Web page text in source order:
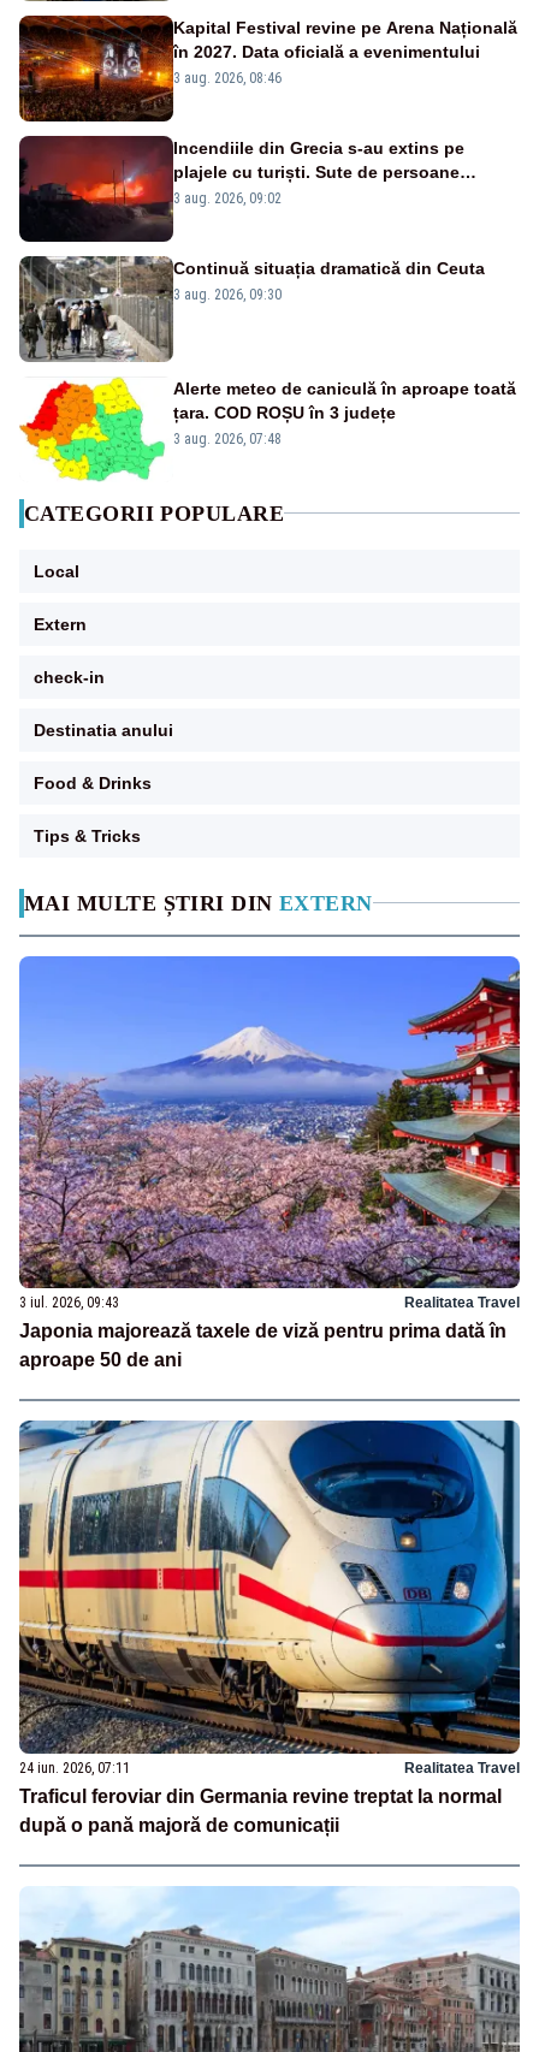
MAI MULTE ȘTIRI DIN EXTERN
3 iul. 2026, 09:43 Realitatea Travel
Japonia majorează taxele de viză pentru prima dată în
aproape 50 de ani
24 iun. 2026, 07:11 Realitatea Travel
Traficul feroviar din Germania revine treptat la normal
după o pană majoră de comunicații
Kapital Festival revine pe Arena Națională
în 2027. Data oficială a evenimentului
3 aug. 2026, 08:46
Incendiile din Grecia s-au extins pe
plajele cu turiști. Sute de persoane
evacuate pe mare, drumuri blocate de
3 aug. 2026, 09:02
Continuă situația dramatică din Ceuta
3 aug. 2026, 09:30
Alerte meteo de caniculă în aproape toată
țara. COD ROȘU în 3 județe
3 aug. 2026, 07:48
CATEGORII POPULARE
Local
Extern
check-in
Destinatia anului
Food & Drinks
Tips & Tricks